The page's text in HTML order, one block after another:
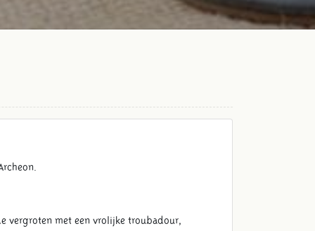
vergroten met een vrolijke troubadour,